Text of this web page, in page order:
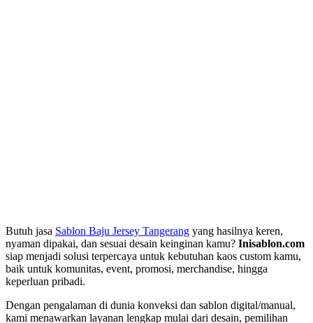
Butuh jasa Sablon Baju Jersey Tangerang yang hasilnya keren,
nyaman dipakai, dan sesuai desain keinginan kamu? Inisablon.com
siap menjadi solusi terpercaya untuk kebutuhan kaos custom kamu,
baik untuk komunitas, event, promosi, merchandise, hingga
keperluan pribadi.
Dengan pengalaman di dunia konveksi dan sablon digital/manual,
kami menawarkan layanan lengkap mulai dari desain, pemilihan